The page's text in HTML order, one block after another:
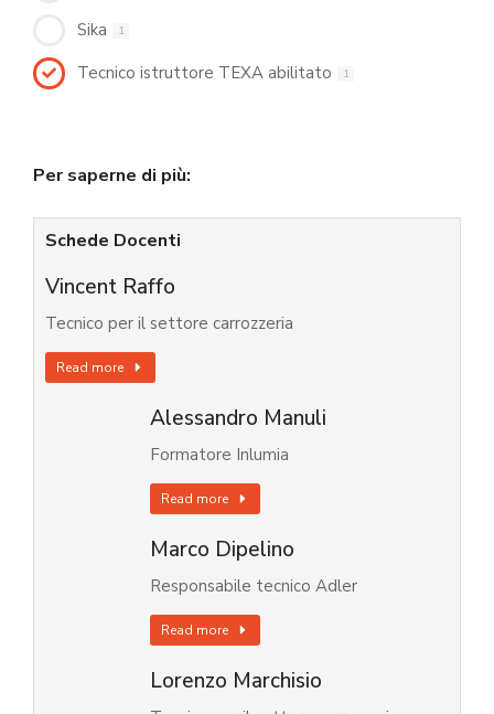
Sika 1
Tecnico istruttore TEXA abilitato 1
Per saperne di più:
Schede Docenti
Vincent Raffo
Tecnico per il settore carrozzeria
Read more
Alessandro Manuli
Formatore Inlumia
Read more
Marco Dipelino
Responsabile tecnico Adler
Read more
Lorenzo Marchisio